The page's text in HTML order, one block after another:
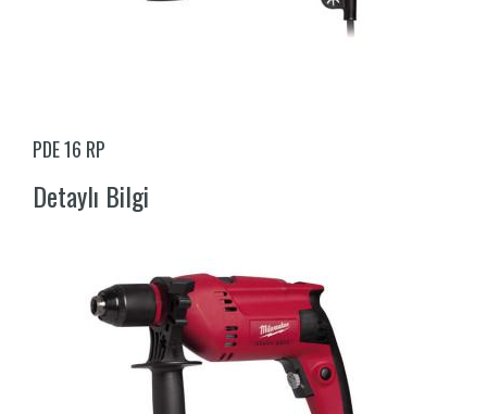
PDE 16 RP
Detaylı Bilgi